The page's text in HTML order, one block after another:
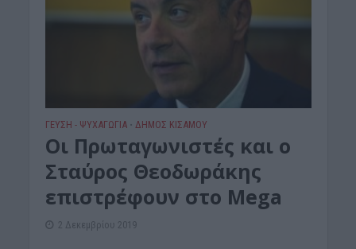
ΓΕΎΣΗ - ΨΥΧΑΓΩΓΊΑ • ΔΉΜΟΣ ΚΙΣΆΜΟΥ
Οι Πρωταγωνιστές και ο
Σταύρος Θεοδωράκης
επιστρέφουν στο Mega
2 Δεκεμβρίου 2019